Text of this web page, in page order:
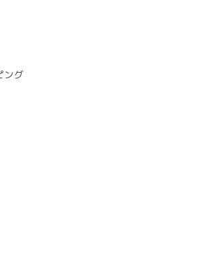
ング